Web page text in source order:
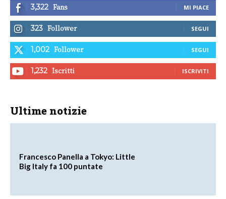
3,322 Fans MI PIACE
323 Follower SEGUI
1,002 Follower SEGUI
1,232 Iscritti ISCRIVITI
Ultime notizie
Francesco Panella a Tokyo: Little
Big Italy fa 100 puntate